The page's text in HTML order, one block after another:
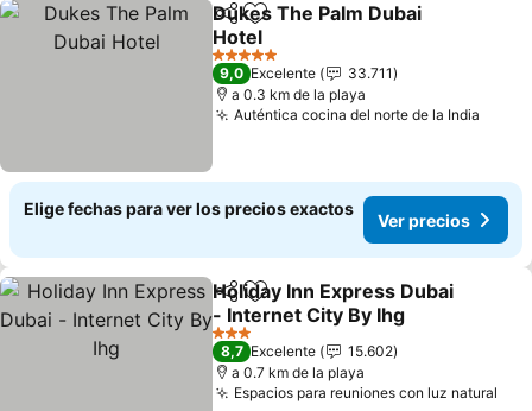
CompartirAgregar a favoritos
Dukes The Palm Dubai
Hotel
5 Estrellas
9,0 Excelente
33.711
a 0.3 km de la playa
Auténtica cocina del norte de la India
Elige fechas para ver los precios exactos
Ver precios
CompartirAgregar a favoritos
Holiday Inn Express Dubai
- Internet City By Ihg
3 Estrellas
8,7 Excelente
15.602
a 0.7 km de la playa
Espacios para reuniones con luz natural